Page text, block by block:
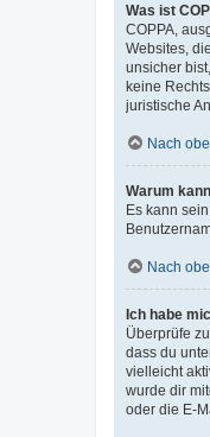
Was ist
COPPA,
Websites,
unsicher
keine
juristische
Nach
Warum
Es kann
Nach
Ich habe
Überprüfe
dass du
vielleicht
wurde dir
oder die E-